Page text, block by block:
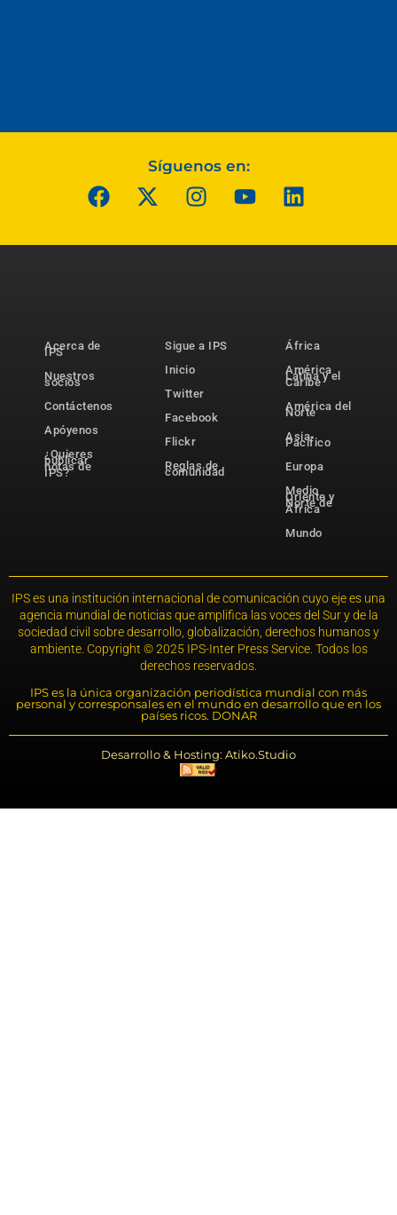
Síguenos en:
Acerca de
IPS
Nuestros
socios
Contáctenos
Apóyenos
¿Quieres
publicar
notas de
IPS?
Sigue a IPS
Inicio
Twitter
Facebook
Flickr
Reglas de
comunidad
África
América
Latina y el
Caribe
América del
Norte
Asia-
Pacífico
Europa
Medio
Oriente y
Norte de
África
Mundo
IPS es una institución internacional de comunicación cuyo eje es una
agencia mundial de noticias que amplifica las voces del Sur y de la
sociedad civil sobre desarrollo, globalización, derechos humanos y
ambiente. Copyright © 2025 IPS-Inter Press Service. Todos los
derechos reservados.
IPS es la única organización periodística mundial con más
personal y corresponsales en el mundo en desarrollo que en los
países ricos. DONAR
Desarrollo & Hosting: Atiko.Studio